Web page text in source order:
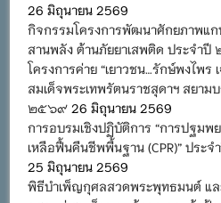
26 มิถุนายน 2569
กิจกรรมโครงการพัฒนาศักยภาพแก
สานพลัง ต้านภัยยาเสพติด ประจำ
โครงการค่าย “เยาวชน…รักษ์พงไพ
สมเด็จพระเทพรัตนราชสุดาฯ สยาม
๒๕๖๙ 26 มิถุนายน 2569
การอบรมเชิงปฏิบัติการ “การปฐมพ
เหลือฟื้นคืนชีพพื้นฐาน (CPR)” ปร
25 มิถุนายน 2569
พิธีบำเพ็ญกุศลสวดพระพุทธมนต์ แ